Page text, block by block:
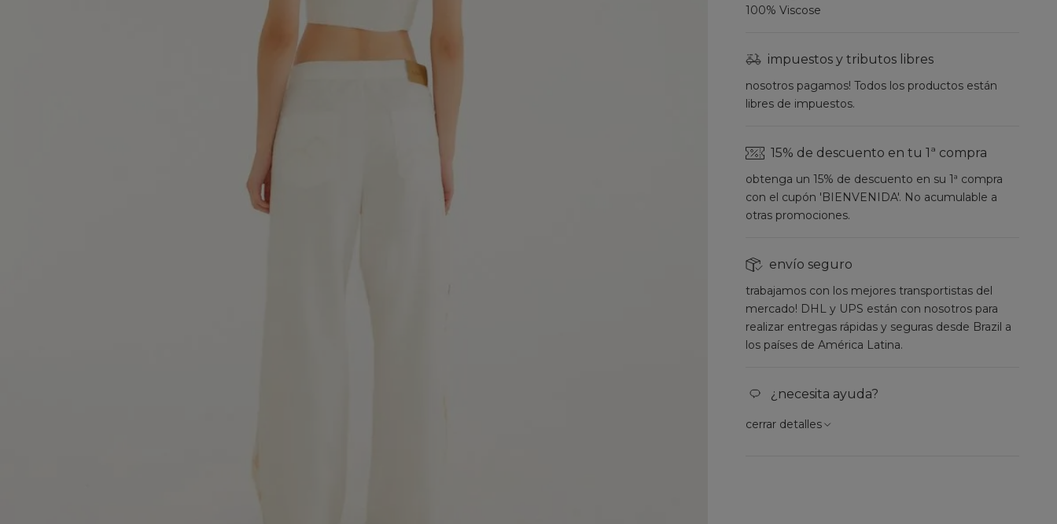
100% Viscose
impuestos y tributos libres
nosotros pagamos! Todos los productos están
libres de impuestos.
15% de descuento en tu 1ª compra
obtenga un 15% de descuento en su 1ª compra
con el cupón 'BIENVENIDA'. No acumulable a
otras promociones.
envío seguro
trabajamos con los mejores transportistas del
mercado! DHL y UPS están con nosotros para
realizar entregas rápidas y seguras desde Brazil a
los países de América Latina.
¿necesita ayuda?
cerrar detalles